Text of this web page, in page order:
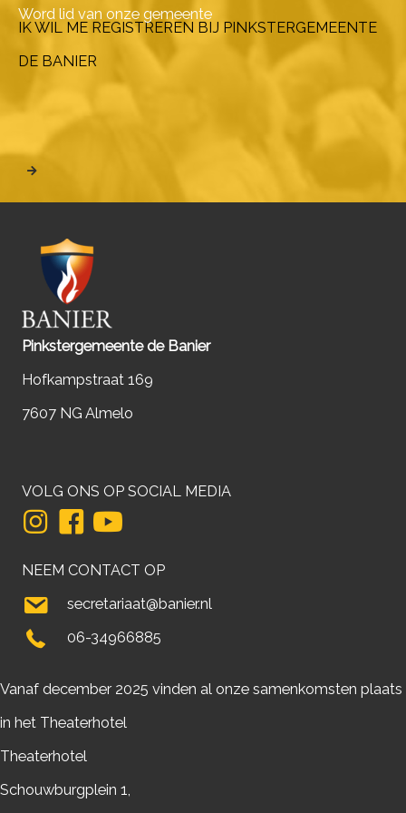
Word lid van onze gemeente
IK WIL ME REGISTREREN BIJ PINKSTERGEMEENTE
DE BANIER
Pinkstergemeente de Banier
Hofkampstraat 169
7607 NG Almelo
VOLG ONS OP SOCIAL MEDIA
NEEM CONTACT OP
secretariaat@banier.nl
06-34966885
Vanaf december 2025 vinden al onze samenkomsten plaats
in het Theaterhotel
Theaterhotel
Schouwburgplein 1,